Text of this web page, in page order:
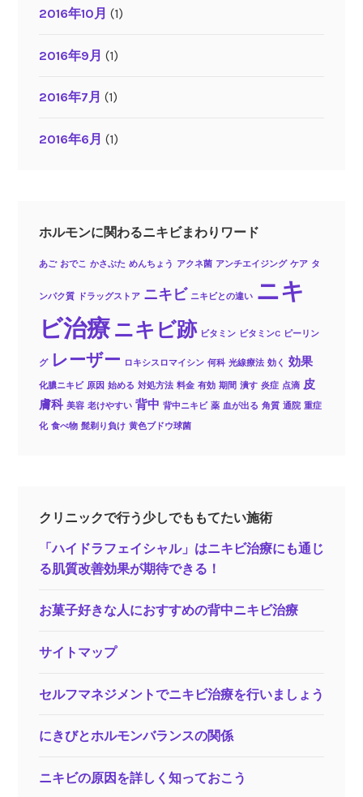
2016年10月 (1)
2016年9月 (1)
2016年7月 (1)
2016年6月 (1)
ホルモンに関わるニキビまわりワード
あご おでこ かさぶた めんちょう アクネ菌 アンチエイジング ケア タ
ンパク質 ドラッグストア ニキビ ニキビとの違い ニキ
ビ治療 ニキビ跡 ビタミン ビタミンC ピーリン
グ レーザー ロキシスロマイシン 何科 光線療法 効く 効果
化膿ニキビ 原因 始める 対処方法 料金 有効 期間 潰す 炎症 点滴 皮
膚科 美容 老けやすい 背中 背中ニキビ 薬 血が出る 角質 通院 重症
化 食べ物 髭剃り負け 黄色ブドウ球菌
クリニックで行う少しでももてたい施術
「ハイドラフェイシャル」はニキビ治療にも通じ
る肌質改善効果が期待できる！
お菓子好きな人におすすめの背中ニキビ治療
サイトマップ
セルフマネジメントでニキビ治療を行いましょう
にきびとホルモンバランスの関係
ニキビの原因を詳しく知っておこう